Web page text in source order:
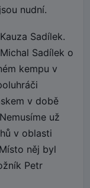
nudní.
Sadílek.
Sadílek o
kempu v
v době
už
v oblasti
něj byl
Petr